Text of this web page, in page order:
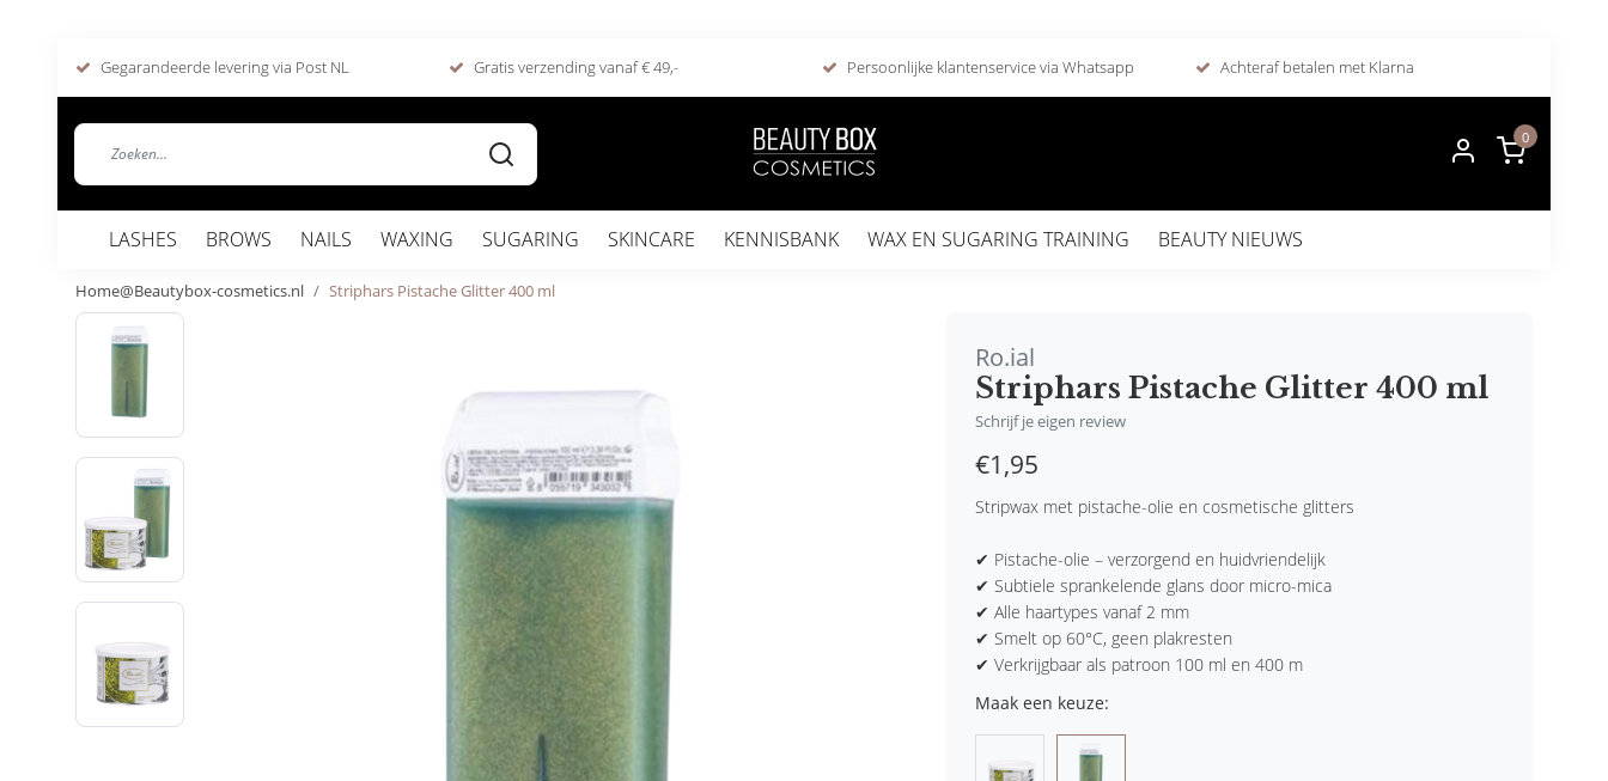
Gegarandeerde levering via Post NL Gratis verzending vanaf € 49,- Persoonlijke klantenservice via Whatsapp Achteraf betalen met Klarna
0
LASHES BROWS NAILS WAXING SUGARING SKINCARE KENNISBANK WAX EN SUGARING TRAINING BEAUTY NIEUWS
Home@Beautybox-cosmetics.nl Striphars Pistache Glitter 400 ml
Ro.ial
Striphars Pistache Glitter 400 ml
Schrijf je eigen review
€1,95
Stripwax met pistache-olie en cosmetische glitters
✔ Pistache-olie – verzorgend en huidvriendelijk
✔ Subtiele sprankelende glans door micro-mica
✔ Alle haartypes vanaf 2 mm
✔ Smelt op 60°C, geen plakresten
✔ Verkrijgbaar als patroon 100 ml en 400 m
Maak een keuze: